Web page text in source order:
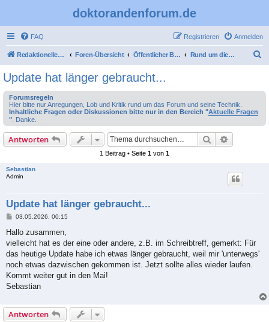
doktorandenforum.de
FAQ Anmelden
Registrieren
Redaktioneller Teil Foren-Übersicht Öffentlicher Bereich Rund um dieses Forum
Update hat länger gebraucht...
Forumsregeln
Hier bitte nur Anregungen, Lob und Kritik rund um das Forum und seine Technik.
Inhaltliche Fragen oder Diskussionen bitte nur in den Bereich "Aktuelle Fragen
" . Danke.
Antworten Suche
1 Beitrag • Seite 1 von 1
Sebastian
Admin
Update hat länger gebraucht...
B
i
r
a
03.05.2026, 00:15
Hallo zusammen,
vielleicht hat es der eine oder andere, z.B. im Schreibtreff, gemerkt: Für
das heutige Update habe ich etwas länger gebraucht, weil mir 'unterwegs'
noch etwas dazwischen gekommen ist. Jetzt sollte alles wieder laufen.
Kommt weiter gut in den Mai!
Sebastian
Antworten